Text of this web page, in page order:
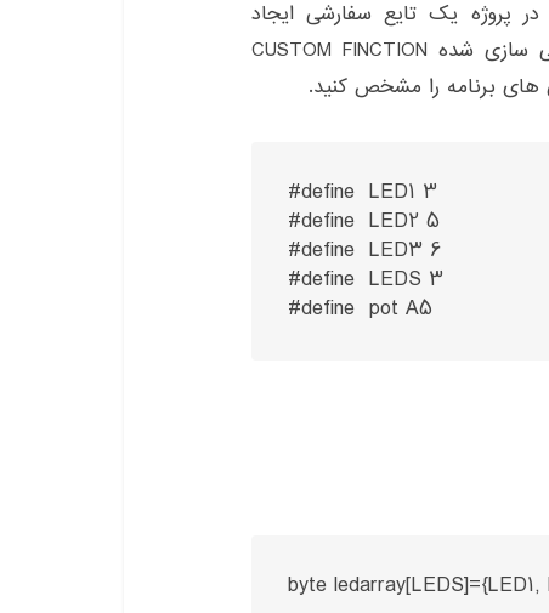
پروژه یک تایع سفارشی ایجاد
می‌کنیم. برای اینکار از آرایه ARRAY و تابع سفارشی سازی شده CUSTOM FINCTION
های برنامه را مشخص کنید.
#define  LED1 3
#define  LED2 5
#define  LED3 6
#define  LEDS 3
#define  pot A5